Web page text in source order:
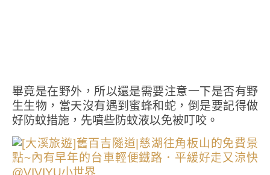
畢竟是在野外，所以還是需要注意一下是否有野
生生物，當天沒有遇到蜜蜂和蛇，倒是要記得做
好防蚊措施，先噴些防蚊液以免被叮咬。